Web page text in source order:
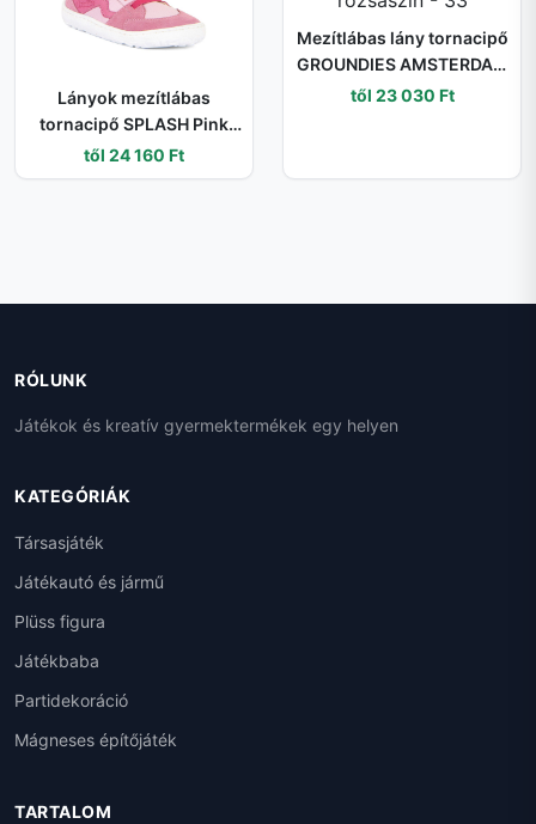
Lányok mezítlábas
tornacipő SPLASH Pink
Froddo G3130263-7 pink
- 34
től 24 160 Ft
Mezítlábas lány tornacipő
GROUNDIES AMSTERDAM
PINK, rózsaszín - 33
től 23 030 Ft
RÓLUNK
Játékok és kreatív gyermektermékek egy helyen
KATEGÓRIÁK
Társasjáték
Játékautó és jármű
Plüss figura
Játékbaba
Partidekoráció
Mágneses építőjáték
TARTALOM